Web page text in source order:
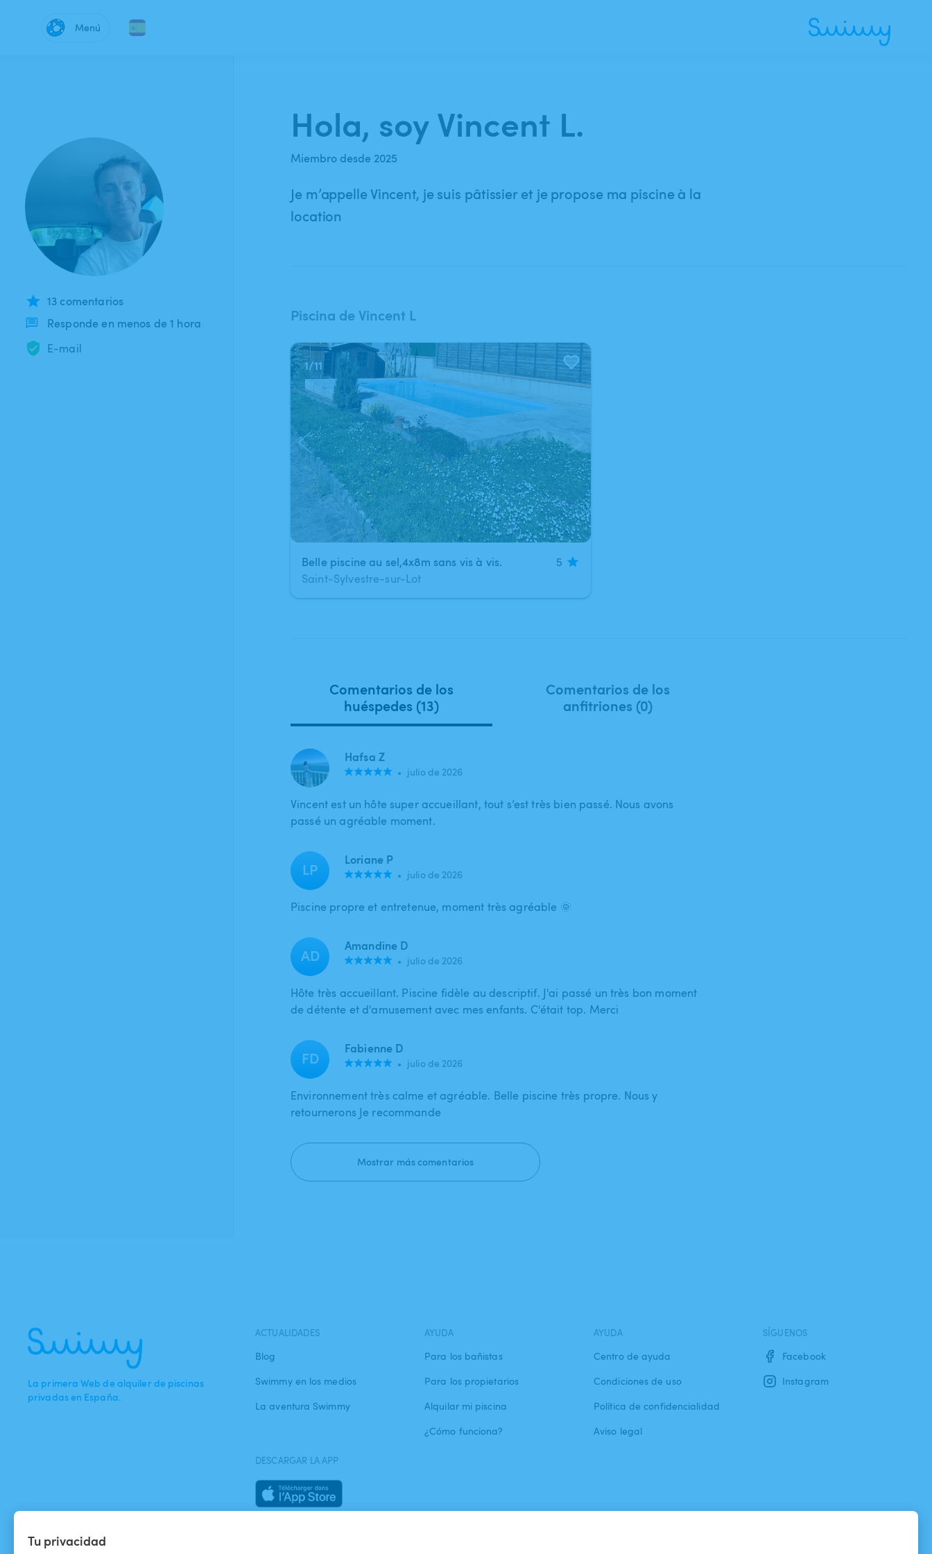
Tu privacidad
Menú
13 comentarios
Responde en menos de 1 hora
E-mail
Hola, soy Vincent L.
Miembro desde 2025
Je m’appelle Vincent, je suis pâtissier et je propose ma piscine à la
location
Piscina de Vincent L
1/11
Belle piscine au sel,4x8m sans vis à vis.
5
Saint-Sylvestre-sur-Lot
Comentarios de los
huéspedes (13)
Comentarios de los
anfitriones (0)
Hafsa Z
• julio de 2026
Vincent est un hôte super accueillant, tout s’est très bien passé. Nous avons
passé un agréable moment.
LP Loriane P
• julio de 2026
Piscine propre et entretenue, moment très agréable 🌞
AD Amandine D
• julio de 2026
Hôte très accueillant. Piscine fidèle au descriptif. J'ai passé un très bon moment
de détente et d'amusement avec mes enfants. C'était top. Merci
FD Fabienne D
• julio de 2026
Environnement très calme et agréable. Belle piscine très propre. Nous y
retournerons Je recommande
Mostrar más comentarios
La primera Web de alquiler de piscinas
privadas en España.
ACTUALIDADES
Blog
Swimmy en los medios
La aventura Swimmy
AYUDA
Para los bañistas
Para los propietarios
Alquilar mi piscina
¿Cómo funciona?
AYUDA
Centro de ayuda
Condiciones de uso
Política de confidencialidad
Aviso legal
SÍGUENOS
Facebook
Instagram
DESCARGAR LA APP